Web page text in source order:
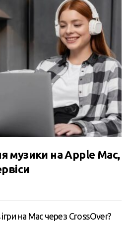
музики на Apple Mac,
на Mac через CrossOver?